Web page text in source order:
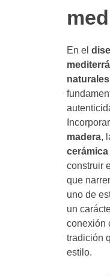
En el
naturales
madera,
cerámica
construir
que
uno de
un
conexión
tradición
estilo.